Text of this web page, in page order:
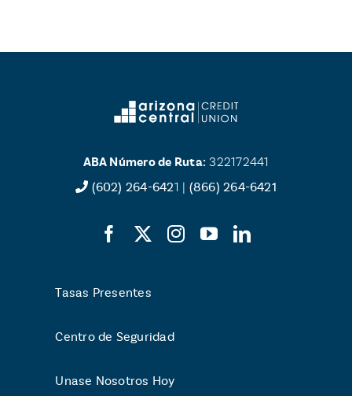
ABA Número de Ruta: 322172441
(602) 264-6421 | (866) 264-6421
Tasas Presentes
Centro de Seguridad
Unase Nosotros Hoy